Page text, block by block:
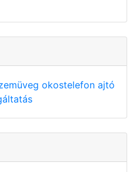
okostelefon ajtó